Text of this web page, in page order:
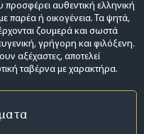
αυθεντική ελληνική
παρέα ή οικογένεια. Τα ψητά,
ζουμερά και σωστά
γρήγορη και φιλόξενη.
αξέχαστες, αποτελεί
ταβέρνα με χαρακτήρα.